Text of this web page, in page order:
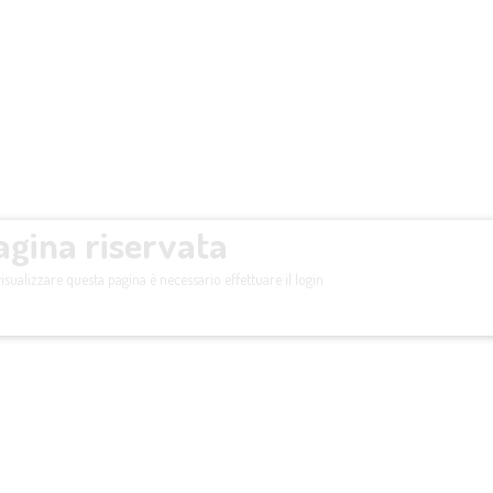
riservata
questa pagina è necessario effettuare il login